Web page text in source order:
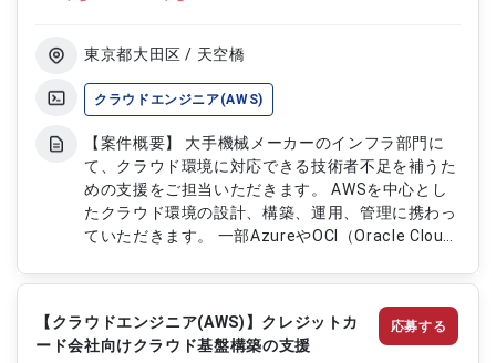
担当いただきます ・テストおよび動作確認を実施
東京都大田区 / 天空橋
クラウドエンジニア(AWS)
【案件概要】 大手機械メーカーのインフラ部門に
て、クラウド環境に対応できる技術者不足を補うた
めの支援をご担当いただきます。 AWSを中心とし
たクラウド環境の設計、構築、運用、管理に携わっ
ていただきます。 一部AzureやOCI（Oracle Cloud
るプロジェクトです。 インフラ領域の技術支援か
ら上流工程まで幅広くご活躍いただける案件です。
【作業内容】 ・AWSを中心としたクラウド環境の
設計をご担当いただきます ・クラウド基盤の構
【クラウドエンジニア(AWS)】クレジットカ
ード会社向けクラウド基盤構築の支援
応募する